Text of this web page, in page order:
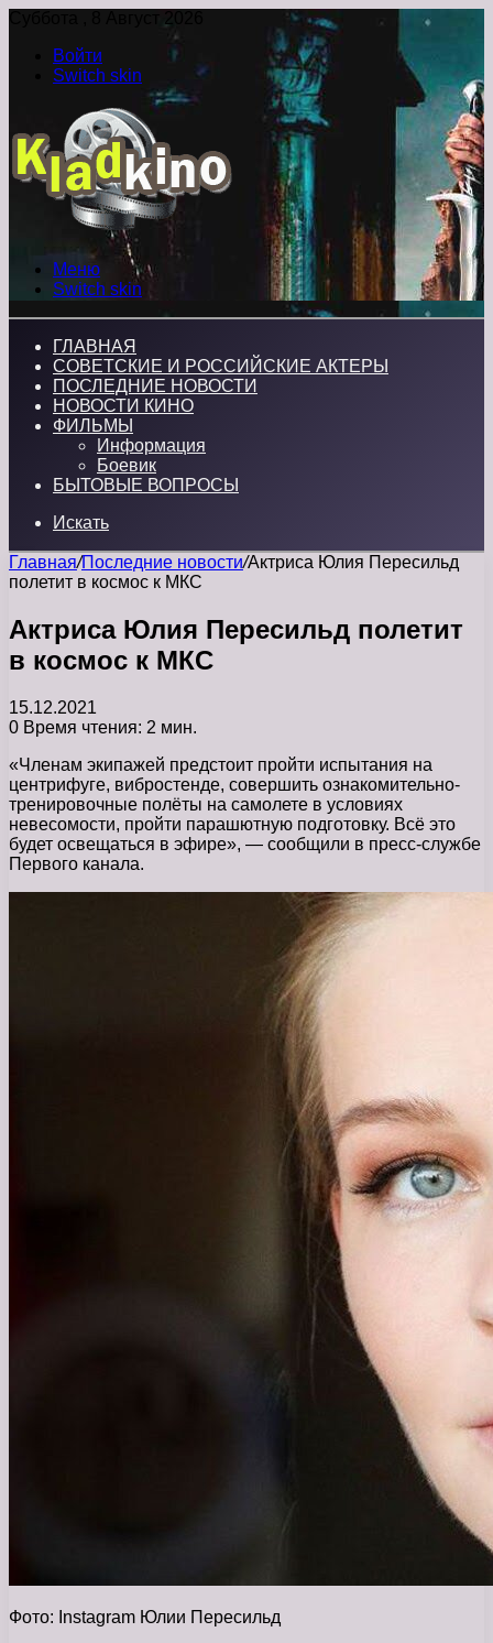
Суббота , 8 Август 2026
Войти
Switch skin
Меню
Switch skin
ГЛАВНАЯ
СОВЕТСКИЕ И РОССИЙСКИЕ АКТЕРЫ
ПОСЛЕДНИЕ НОВОСТИ
НОВОСТИ КИНО
ФИЛЬМЫ
Информация
Боевик
БЫТОВЫЕ ВОПРОСЫ
Искать
Главная/Последние новости/Актриса Юлия Пересильд
полетит в космос к МКС
Актриса Юлия Пересильд полетит
в космос к МКС
15.12.2021
0 Время чтения: 2 мин.
«Членам экипажей предстоит пройти испытания на
центрифуге, вибростенде, совершить ознакомительно-
тренировочные полёты на самолете в условиях
невесомости, пройти парашютную подготовку. Всё это
будет освещаться в эфире», — сообщили в пресс-службе
Первого канала.
Фото: Instagram Юлии Пересильд